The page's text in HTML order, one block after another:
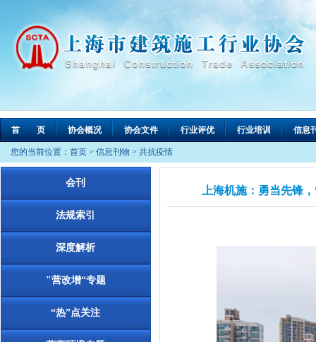
首 页 协会概况 协会文件 行业评优 行业培训 信息
您的当前位置： 首页 > 信息刊物 > 共抗疫情
会刊
法规索引
深度解析
"营改增“专题
“热”点关注
上海机施：勇当先锋